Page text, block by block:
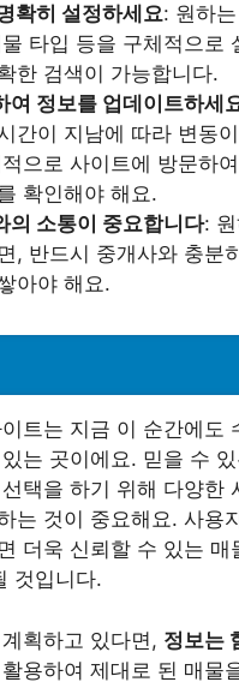
확히 설정하세요: 원하
타입 등을 구체적으로
한 검색이 가능합니다.
여 정보를 업데이트하세
간이 지남에 따라 변동
으로 사이트에 방문하
확인해야 해요.
의 소통이 중요합니다:
, 반드시 중개사와 충분
아야 해요.
트는 지금 이 순간에도
는 곳이에요. 믿을 수
택을 하기 위해 다양한
는 것이 중요해요. 사용
더욱 신뢰할 수 있는 매
것입니다.
획하고 있다면, 정보는
용하여 제대로 된 매물